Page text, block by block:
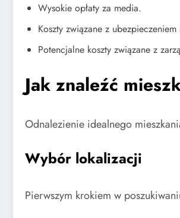
Wysokie opłaty za media.
Koszty związane z
Potencjalne koszty związane z
Jak znaleźć
Odnalezienie idealnego
Wybór lokalizacji
Pierwszym krokiem w